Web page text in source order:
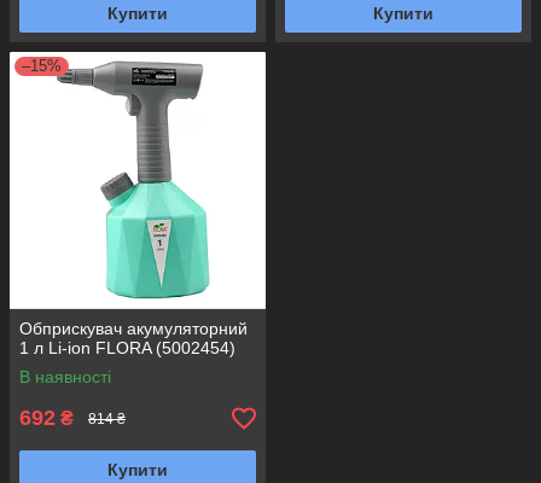
Купити Купити
–15%
Обприскувач акумуляторний
1 л Li-ion FLORA (5002454)
В наявності
692 ₴ 814 ₴
Купити